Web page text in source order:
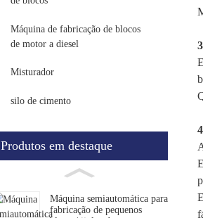
Máquina de fabricação de blocos
de motor a diesel
Misturador
silo de cimento
Produtos em destaque
Máquina semiautomática para
fabricação de pequenos